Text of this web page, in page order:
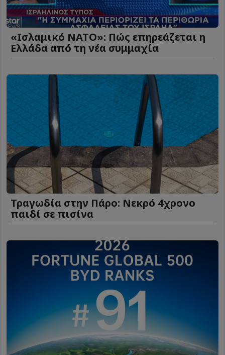
«Ισλαμικό ΝΑΤΟ»: Πώς επηρεάζεται η
Ελλάδα από τη νέα συμμαχία
Τραγωδία στην Πάρο: Νεκρό 4χρονο
παιδί σε πισίνα